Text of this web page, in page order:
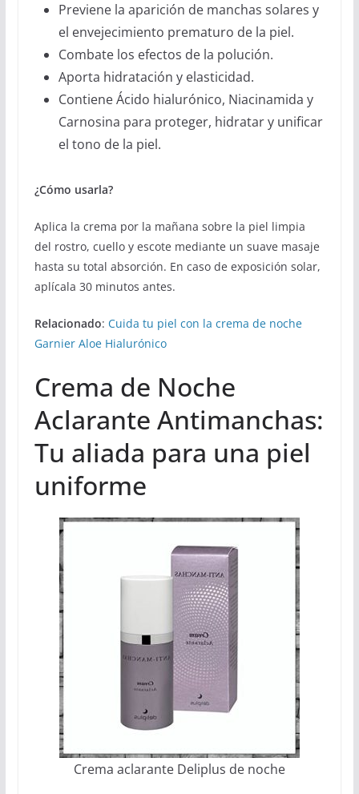
Previene la aparición de manchas solares y
el envejecimiento prematuro de la piel.
Combate los efectos de la polución.
Aporta hidratación y elasticidad.
Contiene Ácido hialurónico, Niacinamida y
Carnosina para proteger, hidratar y unificar
el tono de la piel.
¿Cómo usarla?
Aplica la crema por la mañana sobre la piel limpia
del rostro, cuello y escote mediante un suave masaje
hasta su total absorción. En caso de exposición solar,
aplícala 30 minutos antes.
Relacionado: Cuida tu piel con la crema de noche
Garnier Aloe Hialurónico
Crema de Noche
Aclarante Antimanchas:
Tu aliada para una piel
uniforme
Crema aclarante Deliplus de noche